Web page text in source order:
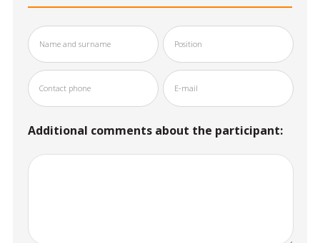
Additional comments about the participant: